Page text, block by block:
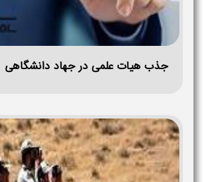
جذب هیات علمی در جهاد دانشگاهی